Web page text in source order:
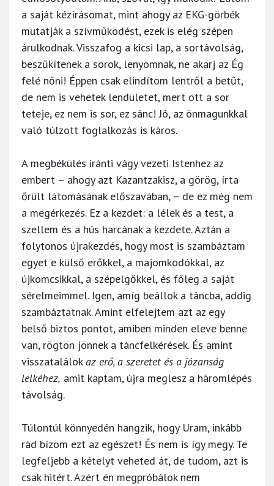
a saját kézírásomat, mint ahogy az EKG-görbék
mutatják a szívműködést, ezek is elég szépen
árulkodnak. Visszafog a kicsi lap, a sortávolság,
beszűkítenek a sorok, lenyomnak, ne akarj az Ég
felé nőni! Éppen csak elindítom lentről a betűt,
de nem is vehetek lendületet, mert ott a sor
teteje, ez nem is sor, ez sánc! Jó, az önmagunkkal
való túlzott foglalkozás is káros.
A megbékülés iránti vágy vezeti Istenhez az
embert – ahogy azt Kazantzakisz, a görög, írta
őrült látomásának előszavában, – de ez még nem
a megérkezés. Ez a kezdet: a lélek és a test, a
szellem és a hús harcának a kezdete. Aztán a
folytonos újrakezdés, hogy most is szambáztam
egyet e külső erőkkel, a majomkodókkal, az
újkomcsikkal, a szépelgőkkel, és főleg a saját
sérelmeimmel. Igen, amíg beállok a táncba, addig
szambáztatnak. Amint elfelejtem azt az egy
belső biztos pontot, amiben minden eleve benne
van, rögtön jönnek a táncfelkérések. És amint
visszatalálokaz erő, a szeretet és a józanság
lelkéhez, amit kaptam, újra meglesz a háromlépés
távolság.
Túlontúl könnyedén hangzik, hogy Uram, inkább
rád bízom ezt az egészet! És nem is így megy. Te
legfeljebb a kételyt veheted át, de tudom, azt is
csak hitért. Azért én megpróbálok nem